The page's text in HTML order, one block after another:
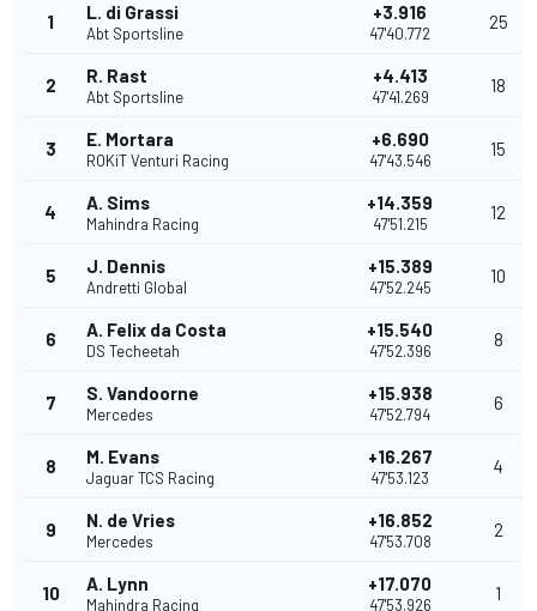
1 L. di Grassi
Abt Sportsline
+3.916
47'40.772
25
2 R. Rast
Abt Sportsline
+4.413
47'41.269
18
3 E. Mortara
ROKiT Venturi Racing
+6.690
47'43.546
15
4 A. Sims
Mahindra Racing
+14.359
47'51.215
12
5 J. Dennis
Andretti Global
+15.389
47'52.245
10
6 A. Felix da Costa
DS Techeetah
+15.540
47'52.396
8
7 S. Vandoorne
Mercedes
+15.938
47'52.794
6
8 M. Evans
Jaguar TCS Racing
+16.267
47'53.123
4
9 N. de Vries
Mercedes
+16.852
47'53.708
2
10 A. Lynn
Mahindra Racing
+17.070
47'53.926
1